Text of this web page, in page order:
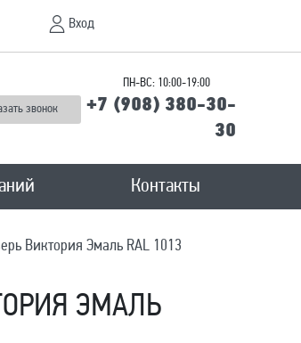
Вход
звонок
ПН-ВС: 10:00-19:00
+7 (908) 380-30-
30
Контакты
Виктория Эмаль RAL 1013
ЭМАЛЬ